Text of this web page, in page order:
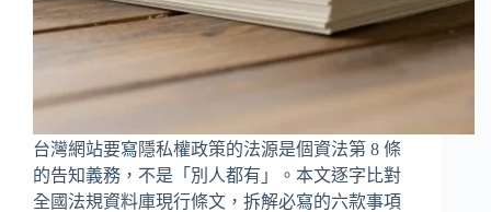
台灣網站要寫隱私權政策的法源是個資法第 8 條
的告知義務，不是「別人都有」。本文逐字比對
全國法規資料庫現行條文，拆解必寫的六款事項